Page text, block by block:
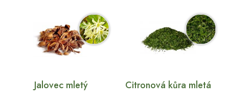
Jalovec mletý Citronová kůra mletá